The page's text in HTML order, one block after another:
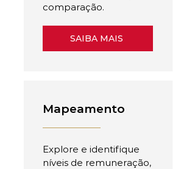
comparação.
SAIBA MAIS
Mapeamento
Explore e identifique
níveis de remuneração,